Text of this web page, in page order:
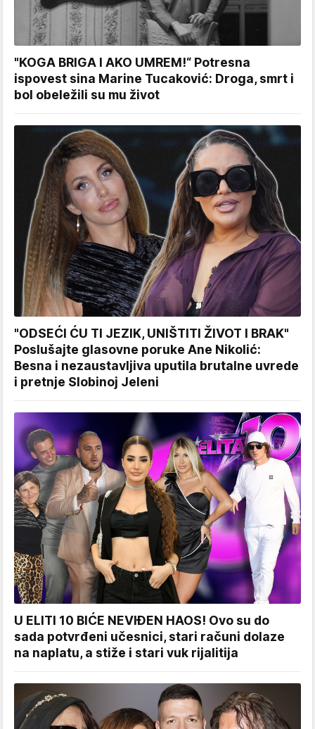
"KOGA BRIGA I AKO UMREM!“ Potresna
ispovest sina Marine Tucaković: Droga, smrt i
bol obeležili su mu život
"ODSEĆI ĆU TI JEZIK, UNIŠTITI ŽIVOT I BRAK"
Poslušajte glasovne poruke Ane Nikolić:
Besna i nezaustavljiva uputila brutalne uvrede
i pretnje Slobinoj Jeleni
U ELITI 10 BIĆE NEVIĐEN HAOS! Ovo su do
sada potvrđeni učesnici, stari računi dolaze
na naplatu, a stiže i stari vuk rijalitija